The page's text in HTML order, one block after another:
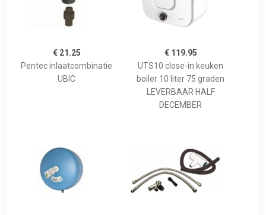
€ 21.25
Pentec inlaatcombinatie
UBIC
€ 119.95
UTS10 close-in keuken
boiler 10 liter 75 graden
LEVERBAAR HALF
DECEMBER